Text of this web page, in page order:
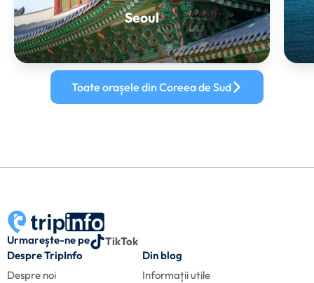
Seoul
Toate orașele din Coreea de Sud
Urmarește-ne pe
TikTok
Despre TripInfo
Despre noi
Din blog
Informații utile